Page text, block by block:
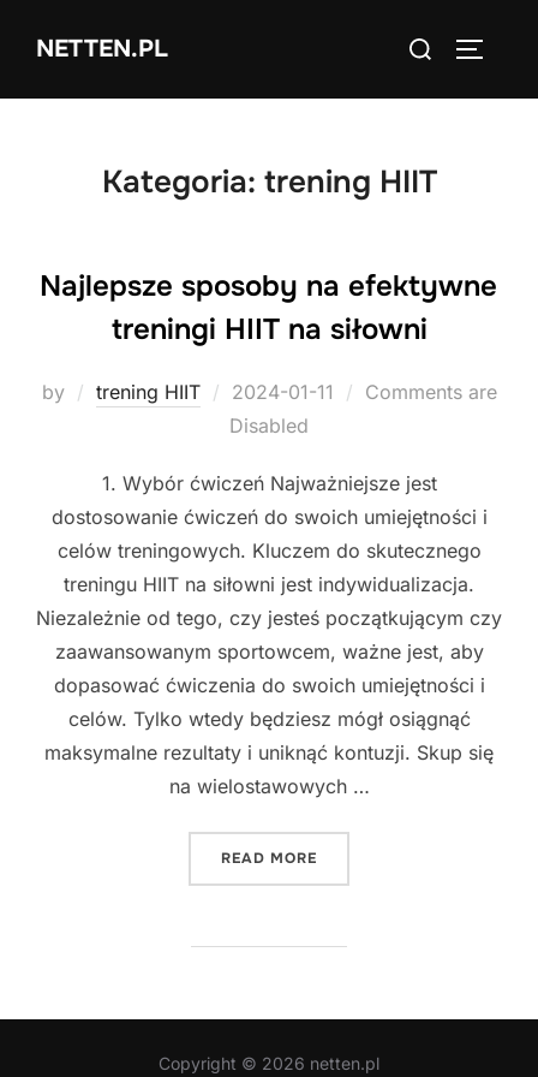
NETTEN.PL
Search
Kategoria: trening HIIT
Najlepsze sposoby na efektywne
treningi HIIT na siłowni
by trening HIIT
Posted
on
2024-01-11
Comments are
Disabled
1. Wybór ćwiczeń Najważniejsze jest
dostosowanie ćwiczeń do swoich umiejętności i
celów treningowych. Kluczem do skutecznego
treningu HIIT na siłowni jest indywidualizacja.
Niezależnie od tego, czy jesteś początkującym czy
zaawansowanym sportowcem, ważne jest, aby
dopasować ćwiczenia do swoich umiejętności i
celów. Tylko wtedy będziesz mógł osiągnąć
maksymalne rezultaty i uniknąć kontuzji. Skup się
na wielostawowych …
READ MORE
Copyright © 2026 netten.pl